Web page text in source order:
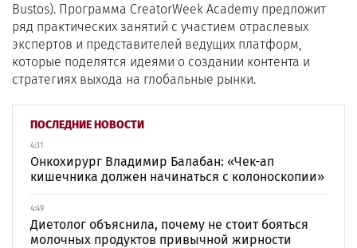
ПОСЛЕДНИЕ НОВОСТИ
4:31
Онкохирург Владимир Балабан: «Чек-ап
кишечника должен начинаться с колоноскопии»
4:49
Диетолог объяснила, почему не стоит бояться
молочных продуктов привычной жирности
Bustos). Программа CreatorWeek Academy предложит
ряд практических занятий с участием отраслевых
экспертов и представителей ведущих платформ,
которые поделятся идеями о создании контента и
стратегиях выхода на глобальные рынки.